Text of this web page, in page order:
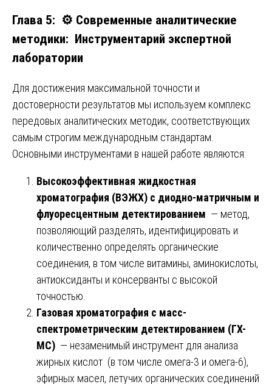
Глава 5: ⚙️ Современные аналитические
методики: Инструментарий экспертной
лаборатории
Для достижения максимальной точности и
достоверности результатов мы используем комплекс
передовых аналитических методик, соответствующих
самым строгим международным стандартам.
Основными инструментами в нашей работе являются:
Высокоэффективная жидкостная
хроматография (ВЭЖХ) с диодно-матричным и
флуоресцентным детектированием — метод,
позволяющий разделять, идентифицировать и
количественно определять органические
соединения, в том числе витамины, аминокислоты,
антиоксиданты и консерванты с высокой
точностью.
Газовая хроматография с масс-
спектрометрическим детектированием (ГХ-
МС) — незаменимый инструмент для анализа
жирных кислот (в том числе омега-3 и омега-6),
эфирных масел, летучих органических соединений